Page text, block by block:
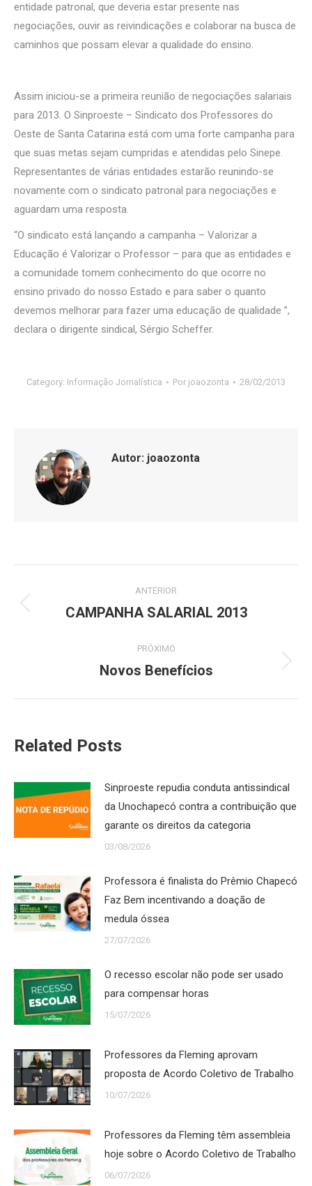
entidade patronal, que deveria estar presente nas
negociações, ouvir as reivindicações e colaborar na busca de
caminhos que possam elevar a qualidade do ensino.
Assim iniciou-se a primeira reunião de negociações salariais
para 2013. O Sinproeste – Sindicato dos Professores do
Oeste de Santa Catarina está com uma forte campanha para
que suas metas sejam cumpridas e atendidas pelo Sinepe.
Representantes de várias entidades estarão reunindo-se
novamente com o sindicato patronal para negociações e
aguardam uma resposta.
“O sindicato está lançando a campanha – Valorizar a
Educação é Valorizar o Professor – para que as entidades e
a comunidade tomem conhecimento do que ocorre no
ensino privado do nosso Estado e para saber o quanto
devemos melhorar para fazer uma educação de qualidade ”,
declara o dirigente sindical, Sérgio Scheffer.
Category: Informação Jornalística Por joaozonta 28/02/2013
Autor: joaozonta
de
ANTERIOR
Post
CAMPANHA SALARIAL 2013
PRÓXIMO
Próximo
Novos Benefícios
Related Posts
Sinproeste repudia conduta antissindical
da Unochapecó contra a contribuição que
garante os direitos da categoria
03/08/2026
Professora é finalista do Prêmio Chapecó
Faz Bem incentivando a doação de
medula óssea
27/07/2026
O recesso escolar não pode ser usado
para compensar horas
15/07/2026
Professores da Fleming aprovam
proposta de Acordo Coletivo de Trabalho
10/07/2026
Professores da Fleming têm assembleia
hoje sobre o Acordo Coletivo de Trabalho
06/07/2026